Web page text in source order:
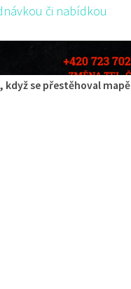
či nabídkou
když se přestěhoval mapě